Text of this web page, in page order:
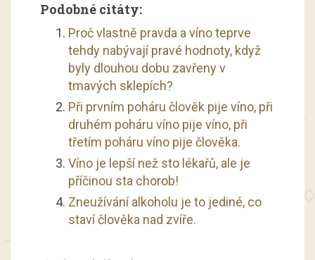
Podobné citáty:
Proč vlastně pravda a víno teprve
tehdy nabývají pravé hodnoty, když
byly dlouhou dobu zavřeny v
tmavých sklepích?
Při prvním poháru člověk pije víno, při
druhém poháru víno pije víno, při
třetím poháru víno pije člověka.
Víno je lepší než sto lékařů, ale je
příčinou sta chorob!
Zneužívání alkoholu je to jediné, co
staví člověka nad zvíře.